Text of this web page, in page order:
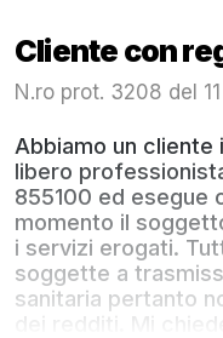
Cliente con
N.ro prot. 3208 del
Abbiamo un
libero
855100 ed esegue
momento il
i servizi erogati.
soggette a
sanitaria pertanto
dei redditi. Mi